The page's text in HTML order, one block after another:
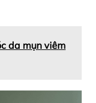
da mụn viêm